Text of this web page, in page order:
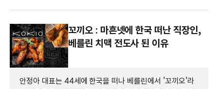
꼬끼오 : 마흔넷에 한국 떠난 직장인,
베를린 치맥 전도사 된 이유
안정아 대표는 44세에 한국을 떠나 베를린에서 '꼬끼오'라